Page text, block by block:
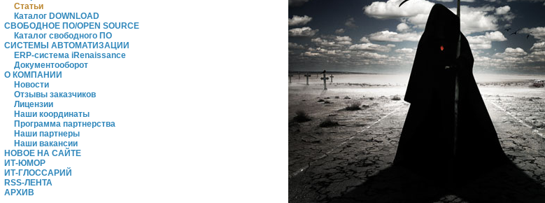
Статьи
Каталог DOWNLOAD
СВОБОДНОЕ ПО/OPEN SOURCE
Каталог свободного ПО
СИСТЕМЫ АВТОМАТИЗАЦИИ
ERP-система iRenaissance
Документооборот
О КОМПАНИИ
Новости
Отзывы заказчиков
Лицензии
Наши координаты
Программа партнерства
Наши партнеры
Наши вакансии
НОВОЕ НА САЙТЕ
ИТ-ЮМОР
ИТ-ГЛОССАРИЙ
RSS-ЛЕНТА
АРХИВ